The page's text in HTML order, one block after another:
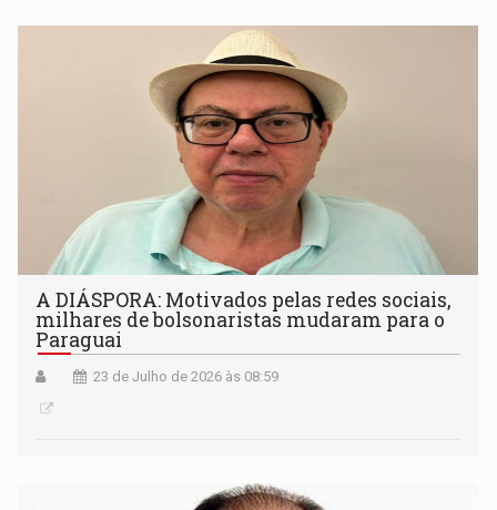
A DIÁSPORA: Motivados pelas redes sociais,
milhares de bolsonaristas mudaram para o
Paraguai
23 de Julho de 2026 às 08:59